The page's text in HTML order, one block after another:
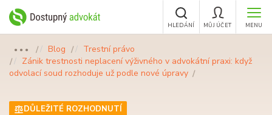
MENU
MŮJ ÚČET
HLEDÁNÍ
●●● Blog
Trestní právo
Zánik trestnosti neplacení výživného v advokátní praxi: když
odvolací soud rozhoduje už podle nové úpravy
DŮLEŽITÉ ROZHODNUTÍ